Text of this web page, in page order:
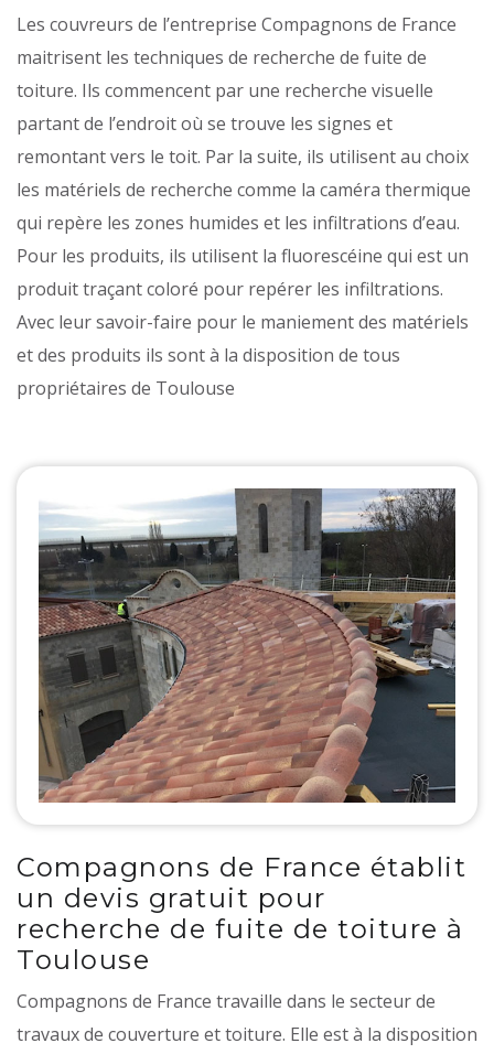
Les couvreurs de l’entreprise Compagnons de France​​​​​​​
maitrisent les techniques de recherche de fuite de
toiture. Ils commencent par une recherche visuelle
partant de l’endroit où se trouve les signes et
remontant vers le toit. Par la suite, ils utilisent au choix
les matériels de recherche comme la caméra thermique
qui repère les zones humides et les infiltrations d’eau.
Pour les produits, ils utilisent la fluorescéine qui est un
produit traçant coloré pour repérer les infiltrations.
Avec leur savoir-faire pour le maniement des matériels
et des produits ils sont à la disposition de tous
propriétaires de Toulouse
Compagnons de France établit
un devis gratuit pour
recherche de fuite de toiture à
Toulouse
Compagnons de France travaille dans le secteur de
travaux de couverture et toiture. Elle est à la disposition